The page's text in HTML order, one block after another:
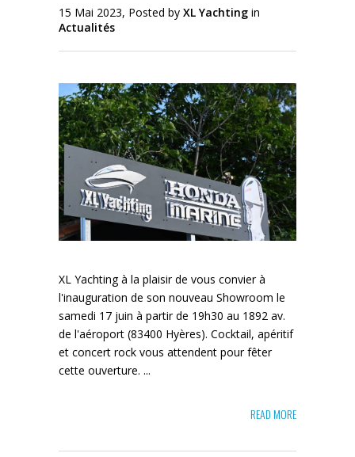
15 Mai 2023, Posted by XL Yachting in
Actualités
XL Yachting à la plaisir de vous convier à
l'inauguration de son nouveau Showroom le
samedi 17 juin à partir de 19h30 au 1892 av.
de l'aéroport (83400 Hyères). Cocktail, apéritif
et concert rock vous attendent pour fêter
cette ouverture. ...
READ MORE